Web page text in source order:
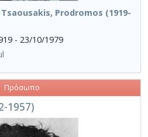
Tsaousakis, Prodromos (1919-
- 23/10/1979
1957)
Πρόσωπο